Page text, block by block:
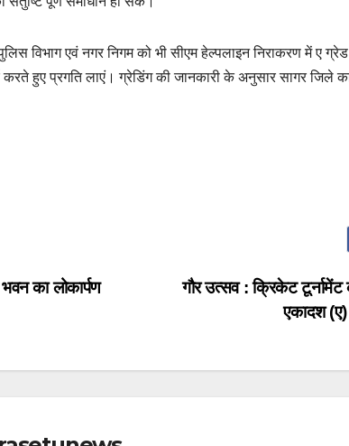
विभाग एवं नगर निगम को भी सीएम हेल्पलाइन निराकरण में ए
करते हुए प्रगति लाएं। ग्रेडिंग की जानकारी के अनुसार सागर
गौर उत्सव : क्रिकेट
एकादश
का लोकार्पण